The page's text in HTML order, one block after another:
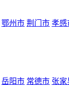
鄂州市 荆门市 孝感
岳阳市 常德市 张家